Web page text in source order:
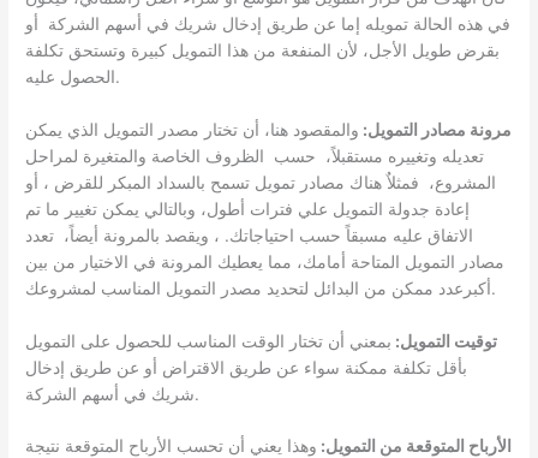
في هذه الحالة تمويله إما عن طريق إدخال شريك في أسهم الشركة أو
بقرض طويل الأجل، لأن المنفعة من هذا التمويل كبيرة وتستحق تكلفة
الحصول عليه.
مرونة مصادر التمويل: والمقصود هنا، أن تختار مصدر التمويل الذي يمكن
تعديله وتغييره مستقبلاً، حسب الظروف الخاصة والمتغيرة لمراحل
المشروع، فمثلاٌ هناك مصادر تمويل تسمح بالسداد المبكر للقرض ، أو
إعادة جدولة التمويل علي فترات أطول، وبالتالي يمكن تغيير ما تم
الاتفاق عليه مسبقاً حسب احتياجاتك. ، ويقصد بالمرونة أيضاً، تعدد
مصادر التمويل المتاحة أمامك، مما يعطيك المرونة في الاختيار من بين
أكبرعدد ممكن من البدائل لتحديد مصدر التمويل المناسب لمشروعك.
توقيت التمويل: بمعني أن تختار الوقت المناسب للحصول على التمويل
بأقل تكلفة ممكنة سواء عن طريق الاقتراض أو عن طريق إدخال
شريك في أسهم الشركة.
الأرباح المتوقعة من التمويل: وهذا يعني أن تحسب الأرباح المتوقعة نتيجة